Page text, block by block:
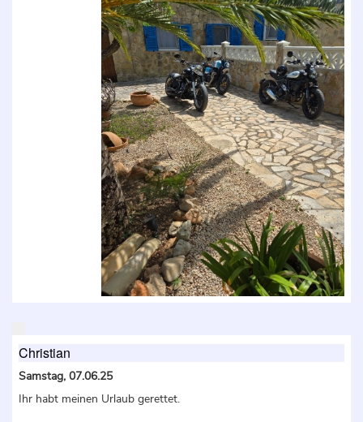
Christian
Samstag, 07.06.25
Ihr habt meinen Urlaub gerettet.